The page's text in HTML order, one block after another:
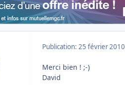
Publication: 25 février 2010
Merci bien ! ;-)
David